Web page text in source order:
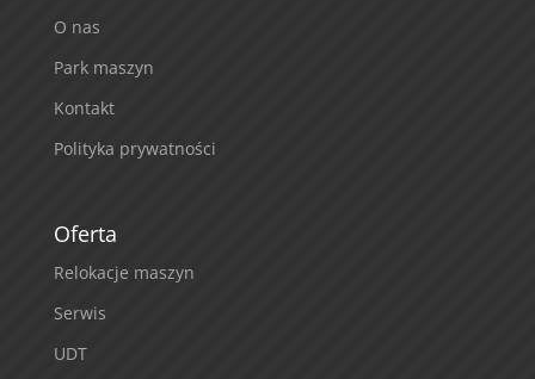
O nas
Park maszyn
Kontakt
Polityka prywatności
Oferta
Relokacje maszyn
Serwis
UDT